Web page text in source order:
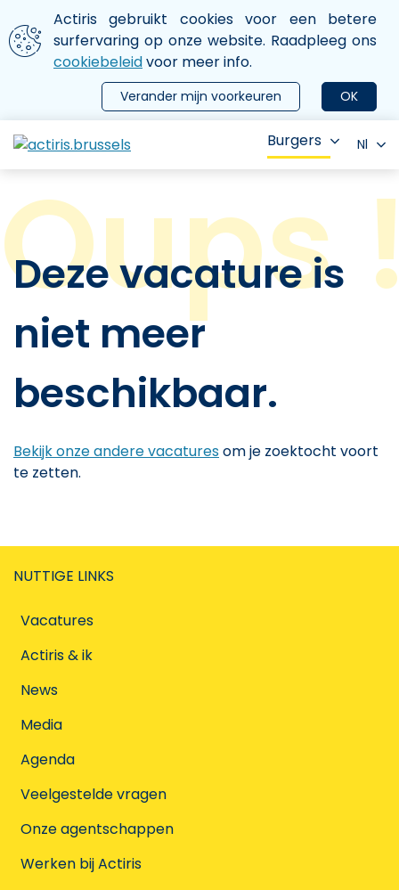
Aller au contenu principal
We gebruiken cookies
Actiris gebruikt cookies voor een betere
surfervaring op onze website. Raadpleeg ons
cookiebeleidvoor meer info.
OK
Verander mijn voorkeuren
le menu
Burgers Nl
Deze vacature is
niet meer
beschikbaar.
Bekijk onze andere vacaturesom je zoektocht voort
te zetten.
NUTTIGE LINKS
Vacatures
Actiris & ik
News
Media
Agenda
Veelgestelde vragen
Onze agentschappen
Werken bij Actiris